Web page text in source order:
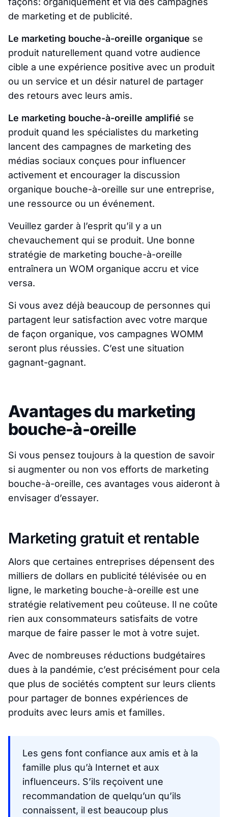
de marketing et de publicité.
Le marketing bouche-à-oreille organique se
produit naturellement quand votre audience
cible a une expérience positive avec un produit
ou un service et un désir naturel de partager
des retours avec leurs amis.
Le marketing bouche-à-oreille amplifié se
produit quand les spécialistes du marketing
lancent des campagnes de marketing des
médias sociaux conçues pour influencer
activement et encourager la discussion
organique bouche-à-oreille sur une entreprise,
une ressource ou un événement.
Veuillez garder à l’esprit qu’il y a un
chevauchement qui se produit. Une bonne
stratégie de marketing bouche-à-oreille
entraînera un WOM organique accru et vice
versa.
Si vous avez déjà beaucoup de personnes qui
partagent leur satisfaction avec votre marque
de façon organique, vos campagnes WOMM
seront plus réussies. C’est une situation
gagnant-gagnant.
Avantages du marketing
bouche-à-oreille
Si vous pensez toujours à la question de savoir
si augmenter ou non vos efforts de marketing
bouche-à-oreille, ces avantages vous aideront à
envisager d’essayer.
Marketing gratuit et rentable
Alors que certaines entreprises dépensent des
milliers de dollars en publicité télévisée ou en
ligne, le marketing bouche-à-oreille est une
stratégie relativement peu coûteuse. Il ne coûte
rien aux consommateurs satisfaits de votre
marque de faire passer le mot à votre sujet.
Avec de nombreuses réductions budgétaires
dues à la pandémie, c’est précisément pour cela
que plus de sociétés comptent sur leurs clients
pour partager de bonnes expériences de
produits avec leurs amis et familles.
Les gens font confiance aux amis et à la
famille plus qu’à Internet et aux
influenceurs. S’ils reçoivent une
recommandation de quelqu’un qu’ils
connaissent, il est beaucoup plus